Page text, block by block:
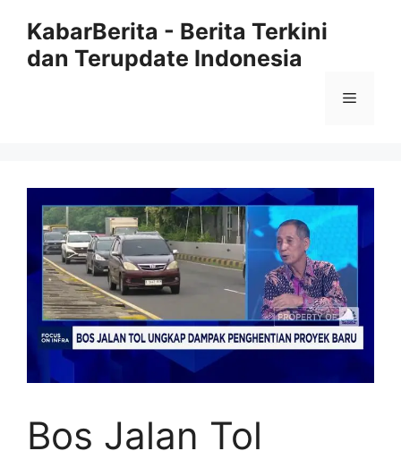
KabarBerita - Berita Terkini
dan Terupdate Indonesia
Menu
Bos Jalan Tol